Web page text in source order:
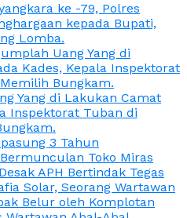
ke -79, Polres
kepada Bupati,
Lomba.
Uang Yang di
Kades, Kepala Inspektorat
Bungkam.
Yang di Lakukan Camat
Inspektorat Tuban di
3 Tahun
Toko Miras
APH Bertindak Tegas
Solar, Seorang Wartawan
Belur oleh Komplotan